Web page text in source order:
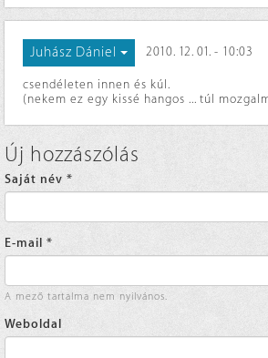
Juhász Dániel 2010. 12. 01. - 10:03
csendéleten innen és kúl.
(nekem ez egy kissé hangos ... túl
Új hozzászólás
Saját név *
E-mail *
A mező tartalma nem nyilvános.
Weboldal